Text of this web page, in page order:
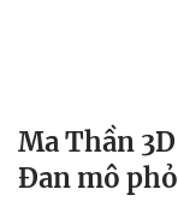
Ma Thần
Đan mô